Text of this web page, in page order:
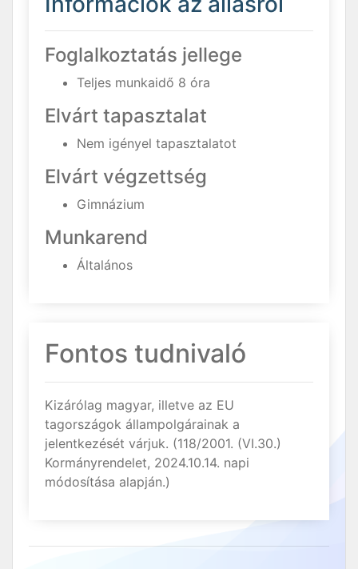
Foglalkoztatás jellege
Teljes munkaidő 8 óra
Elvárt tapasztalat
Nem igényel tapasztalatot
Elvárt végzettség
Gimnázium
Munkarend
Általános
Fontos tudnivaló
Kizárólag magyar, illetve az EU
tagországok állampolgárainak a
jelentkezését várjuk. (118/2001. (VI.30.)
Kormányrendelet, 2024.10.14. napi
módosítása alapján.)